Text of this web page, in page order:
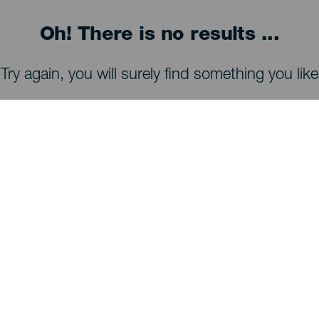
Oh! There is no results ...
Try again, you will surely find something you like